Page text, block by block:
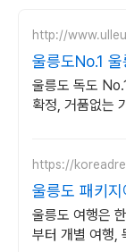
http://
울릉도No.1
울릉도 독도
확정, 거품없는
https://
울릉도 패키
전문 직판 여
울릉도 여행은
부터 개별 여행,